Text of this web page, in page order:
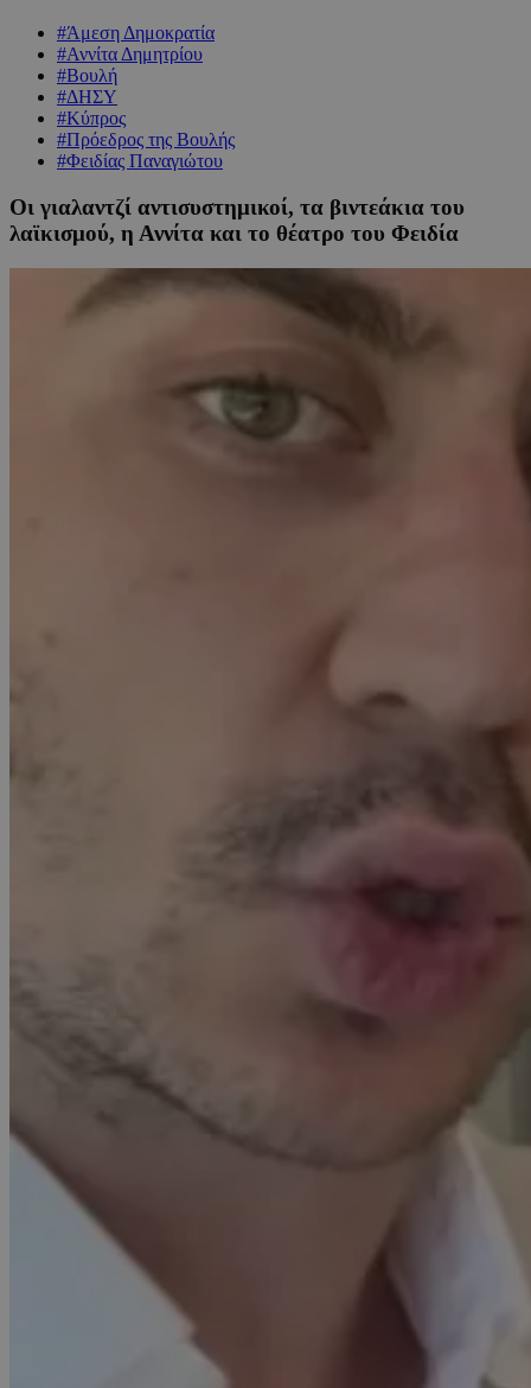
#Άμεση Δημοκρατία
#Αννίτα Δημητρίου
#Βουλή
#ΔΗΣΥ
#Κύπρος
#Πρόεδρος της Βουλής
#Φειδίας Παναγιώτου
Οι γιαλαντζί αντισυστημικοί, τα βιντεάκια του
λαϊκισμού, η Αννίτα και το θέατρο του Φειδία